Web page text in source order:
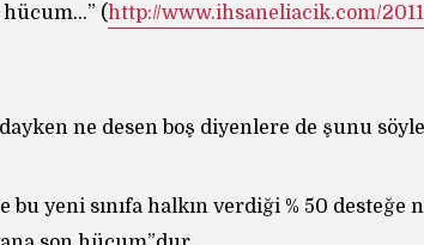
(http://www.ihsaneliacik.com/
ne desen boş diyenlere de şunu
bu yeni sınıfa halkın verdiği % 50